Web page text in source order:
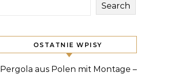
Search
OSTATNIE WPISY
Pergola aus Polen mit Montage –